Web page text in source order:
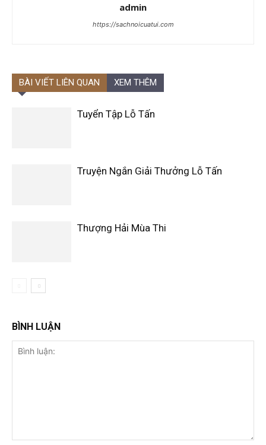
admin
https://sachnoicuatui.com
BÀI VIẾT LIÊN QUAN XEM THÊM
Tuyển Tập Lỗ Tấn
Truyện Ngắn Giải Thưởng Lỗ Tấn
Thượng Hải Mùa Thi
BÌNH LUẬN